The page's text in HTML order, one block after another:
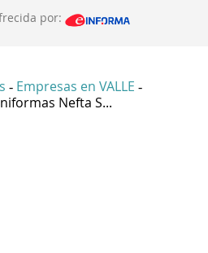
por:
- Empresas en VALLE -
Nefta S...